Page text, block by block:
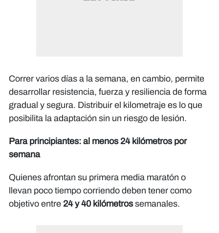
Correr varios días a la semana, en cambio, permite
desarrollar resistencia, fuerza y resiliencia de forma
gradual y segura. Distribuir el kilometraje es lo que
posibilita la adaptación sin un riesgo de lesión.
Para principiantes: al menos 24 kilómetros por
semana
Quienes afrontan su primera media maratón o
llevan poco tiempo corriendo deben tener como
objetivo entre 24 y 40 kilómetrossemanales.